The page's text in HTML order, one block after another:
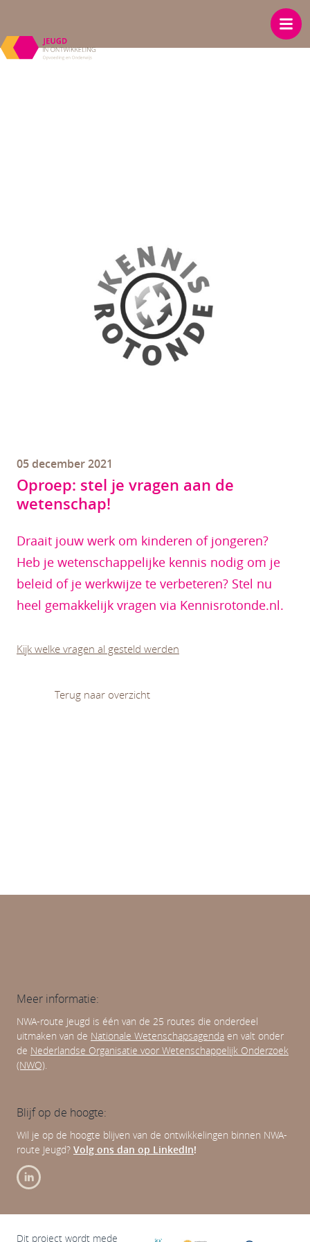
05 december 2021
Oproep: stel je vragen aan de
wetenschap!
Draait jouw werk om kinderen of jongeren?
Heb je wetenschappelijke kennis nodig om je
beleid of je werkwijze te verbeteren? Stel nu
heel gemakkelijk vragen via Kennisrotonde.nl.
Kijk welke vragen al gesteld werden
Terug naar overzicht
Meer informatie:
NWA-route Jeugd is één van de 25 routes die onderdeel
uitmaken van de Nationale Wetenschapsagenda en valt onder
de Nederlandse Organisatie voor Wetenschappelijk Onderzoek
(NWO).
Blijf op de hoogte:
Wil je op de hoogte blijven van de ontwikkelingen binnen NWA-
route Jeugd? Volg ons dan op LinkedIn!
Dit project wordt mede